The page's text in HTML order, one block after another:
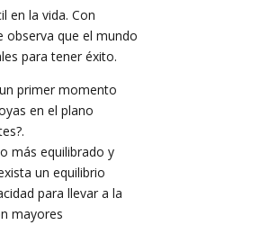
en la vida. Con
observa que el mundo
para tener éxito.
primer momento
en el plano
más equilibrado y
un equilibrio
para llevar a la
mayores